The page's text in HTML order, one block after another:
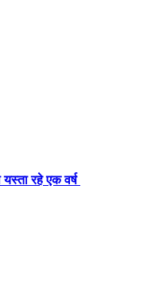
रहे एक वर्ष